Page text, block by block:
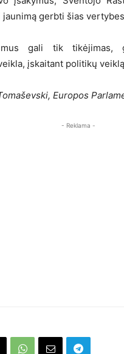
jaunimą gerbti šias
gali tik tikėjimas,
įskaitant politikų
Europos
- Reklama -